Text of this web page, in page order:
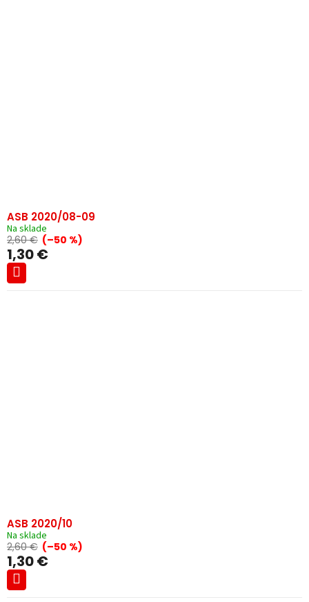
ASB 2020/08-09
Na sklade
2,60 € (–50 %)
1,30 €
ASB 2020/10
Na sklade
2,60 € (–50 %)
1,30 €